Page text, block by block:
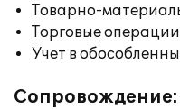
Товарно-
Торговые операции
Учет в
Сопровождение: